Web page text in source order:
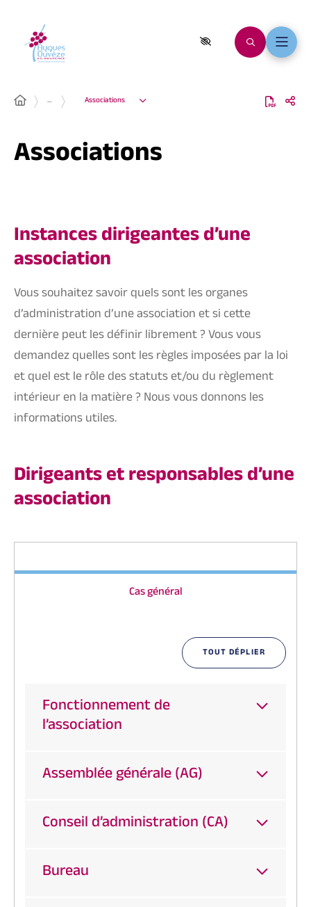
… Associations
Associations
Instances dirigeantes d’une
association
Vous souhaitez savoir quels sont les organes
d’administration d’une association et si cette
dernière peut les définir librement ? Vous vous
demandez quelles sont les règles imposées par la loi
et quel est le rôle des statuts et/ou du règlement
intérieur en la matière ? Nous vous donnons les
informations utiles.
Dirigeants et responsables d’une
association
Cas général
TOUT DÉPLIER
Fonctionnement de
l’association
Assemblée générale (AG)
Conseil d’administration (CA)
Bureau